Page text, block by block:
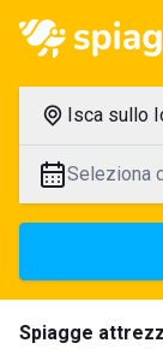
Isca sullo
Seleziona
Spiagge